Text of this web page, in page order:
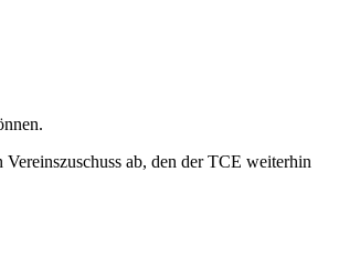
ab, den der TCE weiterhin